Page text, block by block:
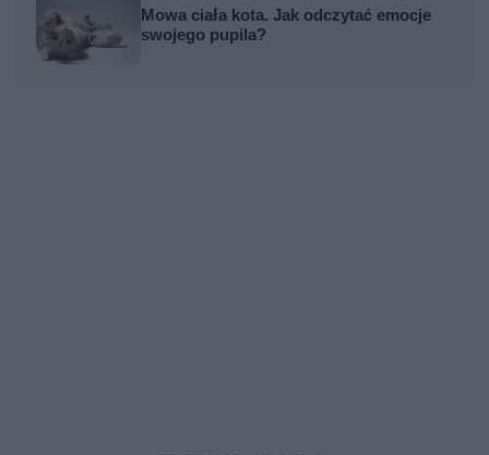
Mowa ciała kota. Jak odczytać emocje
swojego pupila?